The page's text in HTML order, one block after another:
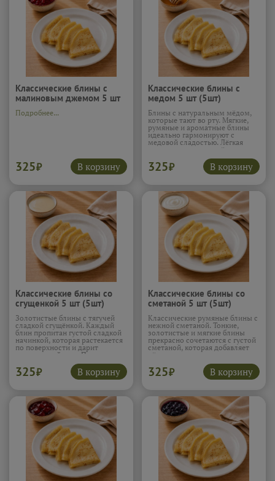
Классические блины с
малиновым джемом 5 шт
(5шт)
Подробнее...
325₽ В корзину
Классические блины с
медом 5 шт (5шт)
Блины с натуральным мёдом,
которые тают во рту. Мягкие,
румяные и ароматные блины
идеально гармонируют с
медовой сладостью. Лёгкая
карамельная нотка мёда делает
вкус богатым и манящим,
хочется взять ещё один
кусочек.
Подробнее...
325₽ В корзину
Классические блины со
сгущенкой 5 шт (5шт)
Золотистые блины с тягучей
сладкой сгущёнкой. Каждый
блин пропитан густой сладкой
начинкой, которая растекается
по поверхности и дарит
насыщенный вкус. Просто
разрезать, окунуть и
насладиться мгновенным
десертом.
Подробнее...
325₽ В корзину
Классические блины со
сметаной 5 шт (5шт)
Классические румяные блины с
нежной сметаной. Тонкие,
золотистые и мягкие блины
прекрасно сочетаются с густой
сметаной, которая добавляет
лёгкую кислинку и кремовую
текстуру. Вкус знакомый с
детства и невероятно уютный.
Подробнее...
325₽ В корзину